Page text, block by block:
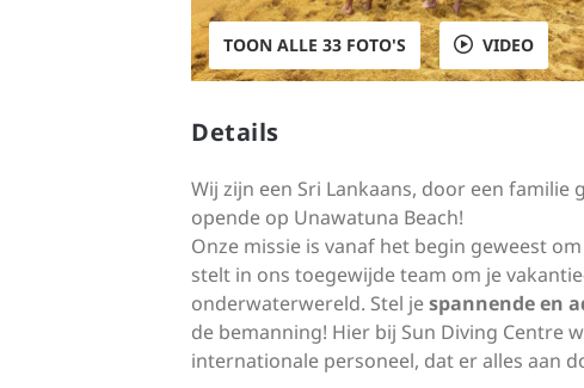
TOON ALLE 33 FOTO'S VIDEO
Details
Wij zijn een Sri Lankaans, door een familie
opende op Unawatuna Beach!
Onze missie is vanaf het begin geweest
stelt in ons toegewijde team om je
onderwaterwereld. Stel jespannende en
de bemanning! Hier bij Sun Diving Centre
internationale personeel, dat er alles aan